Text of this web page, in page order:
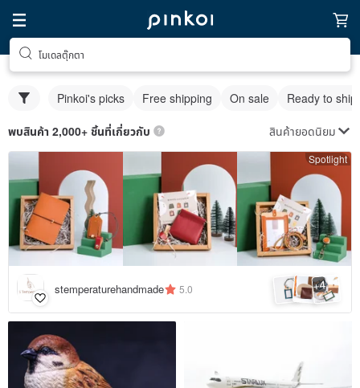
โมเดลตุ๊กตา
Pinkoi's picks Free shipping On sale Ready to ship
พบสินค้า 2,000+ ชิ้นที่เกี่ยวกับ สินค้ายอดนิยม
Spotlight
stemperaturehandmade 5.0 +4